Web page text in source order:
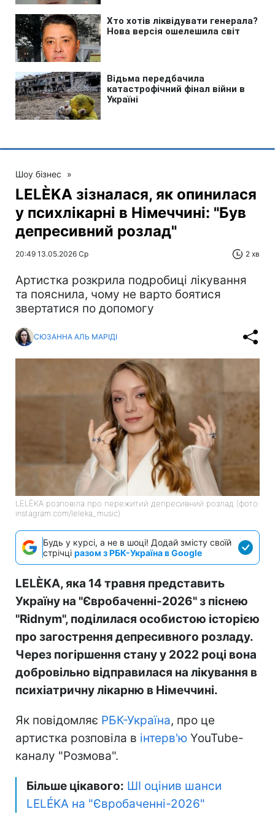
Шоу бізнес »
LELÈKA зізналася, як опинилася
у психлікарні в Німеччині: "Був
депресивний розлад"
20:49 13.05.2026 Ср 2 хв
Артистка розкрила подробиці лікування
та пояснила, чому не варто боятися
звертатися по допомогу
СЮЗАННА АЛЬ МАРІДІ
LELÈKA розповіла про пережитий депресивний розлад (фото:
instagram.com/leleka_music)
Будь у курсі, а не в шоці! Додай змісту своїй
стрічці разом з РБК-Україна в Google
LELÈKA, яка 14 травня представить
Україну на "Євробаченні-2026" з піснею
"Ridnym", поділилася особистою історією
про загострення депресивного розладу.
Через погіршення стану у 2022 році вона
добровільно відправилася на лікування в
психіатричну лікарню в Німеччині.
Як повідомляє РБК-Україна, про це
артистка розповіла в інтерв'ю YouTube-
каналу "Розмова".
Більше цікавого: ШІ оцінив шанси
LELÉKA на "Євробаченні-2026"